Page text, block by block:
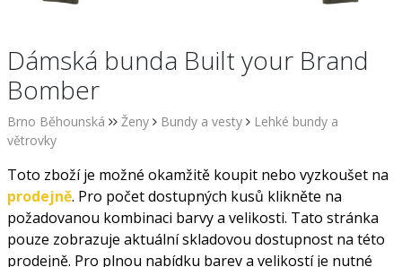
Dámská bunda Built your Brand
Bomber
Brno Běhounská Ženy Bundy a vesty
Lehké bundy a
větrovky
Toto zboží je možné okamžitě koupit nebo vyzkoušet na
prodejně. Pro počet dostupných kusů klikněte na
požadovanou kombinaci barvy a velikosti. Tato stránka
pouze zobrazuje aktuální skladovou dostupnost na této
prodejně. Pro plnou nabídku barev a velikostí je nutné